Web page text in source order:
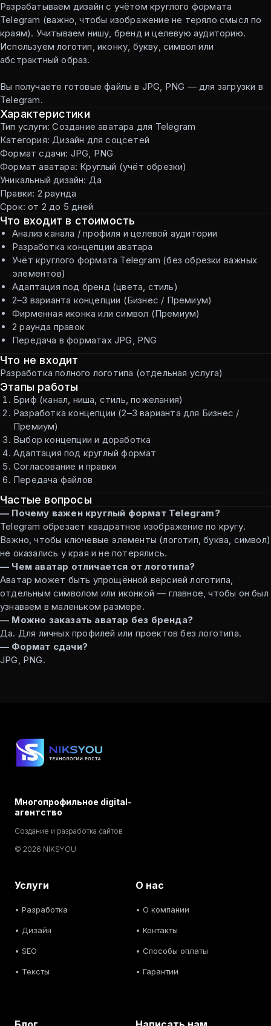
Разрабатываем дизайн с учётом круглого формата
Telegram (важно, чтобы изображение не теряло смысл по
краям). Учитываем нишу, бренд и целевую аудиторию.
Используем логотип, иконку, букву, символ или
абстрактный образ.
Вы получаете готовые файлы в JPG, PNG — для загрузки в
Telegram.
Характеристики
Тип услуги: Создание аватара для Telegram
Категория: Дизайн для соцсетей
Формат сдачи: JPG, PNG
Формат аватара: Круглый (учёт обрезки)
Уникальный дизайн: Да
Правки: 2 раунда
Срок: от 2 до 5 дней
Что входит в стоимость
Анализ канала / профиля и целевой аудитории
Разработка концепции аватара
Учёт круглого формата Telegram (без обрезки важных
элементов)
Адаптация под бренд (цвета, стиль)
2–3 варианта концепции (Бизнес / Премиум)
Фирменная иконка или символ (Премиум)
2 раунда правок
Передача в форматах JPG, PNG
Что не входит
Разработка полного логотипа (отдельная услуга)
Этапы работы
Бриф (канал, ниша, стиль, пожелания)
Разработка концепции (2–3 варианта для Бизнес /
Премиум)
Выбор концепции и доработка
Адаптация под круглый формат
Согласование и правки
Передача файлов
Частые вопросы
— Почему важен круглый формат Telegram?
Telegram обрезает квадратное изображение по кругу.
Важно, чтобы ключевые элементы (логотип, буква, символ)
не оказались у края и не потерялись.
— Чем аватар отличается от логотипа?
Аватар может быть упрощённой версией логотипа,
отдельным символом или иконкой — главное, чтобы он был
узнаваем в маленьком размере.
— Можно заказать аватар без бренда?
Да. Для личных профилей или проектов без логотипа.
— Формат сдачи?
JPG, PNG.
Многопрофильное digital-
агентство
Создание и разработка сайтов
© 2026 NIKSYOU
Услуги
• Разработка
• Дизайн
• SEO
• Тексты
О нас
• О компании
• Контакты
• Способы оплаты
• Гарантии